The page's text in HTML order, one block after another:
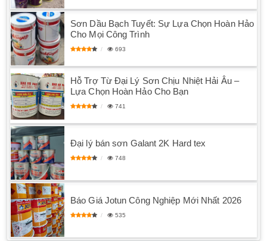
Sơn Dầu Bạch Tuyết: Sự Lựa Chọn Hoàn Hảo
Cho Mọi Công Trình
693
Hỗ Trợ Từ Đại Lý Sơn Chịu Nhiệt Hải Âu –
Lựa Chọn Hoàn Hảo Cho Bạn
741
Đại lý bán sơn Galant 2K Hard tex
748
Báo Giá Jotun Công Nghiệp Mới Nhất 2026
535